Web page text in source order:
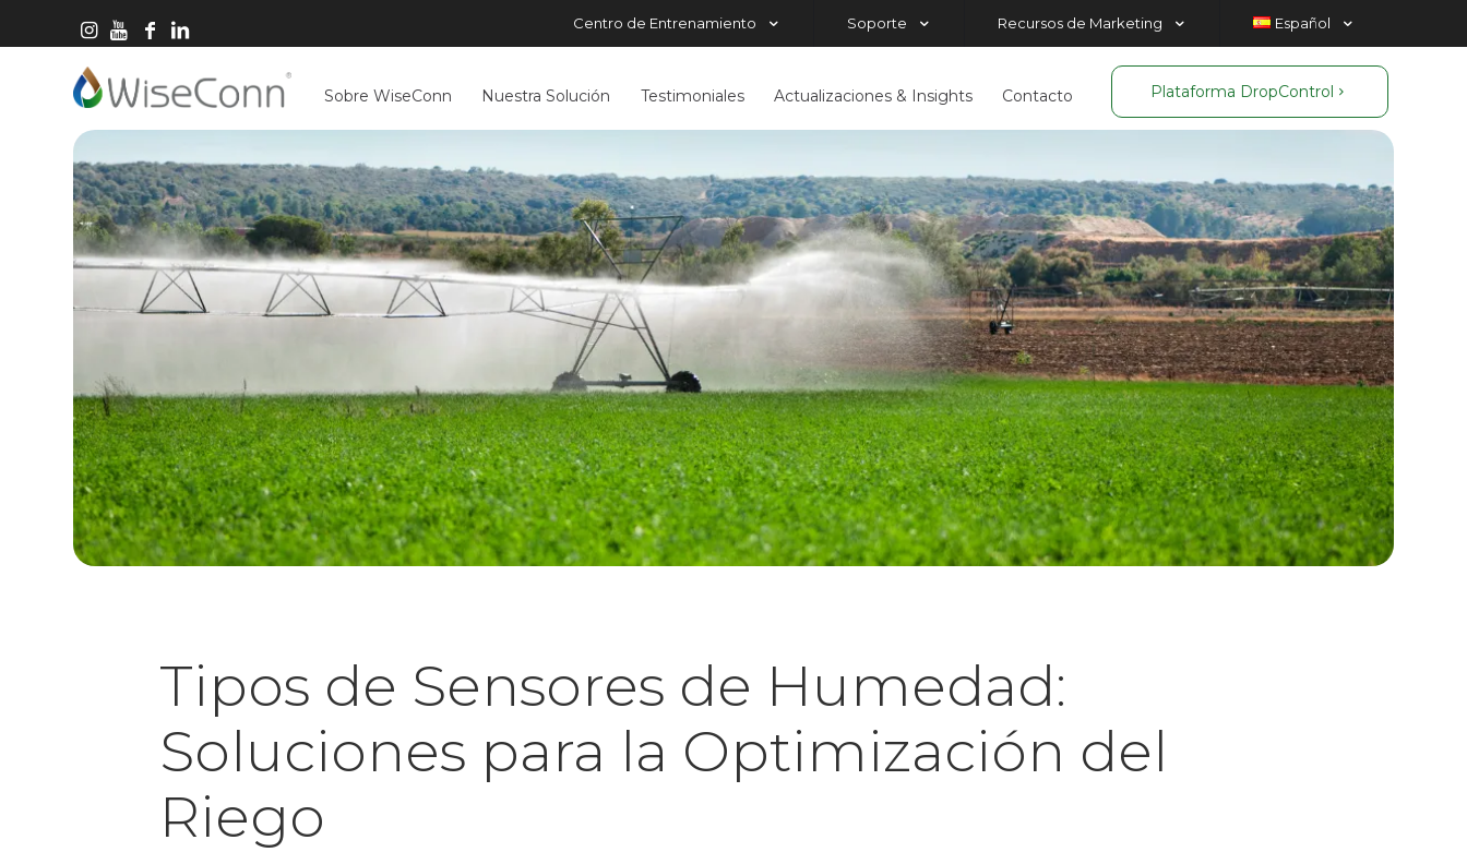
Centro de Entrenamiento Soporte Recursos de Marketing Español
Sobre WiseConn Nuestra Solución Testimoniales Actualizaciones & Insights Contacto Plataforma DropControl
Tipos de Sensores de Humedad:
Soluciones para la Optimización del
Riego